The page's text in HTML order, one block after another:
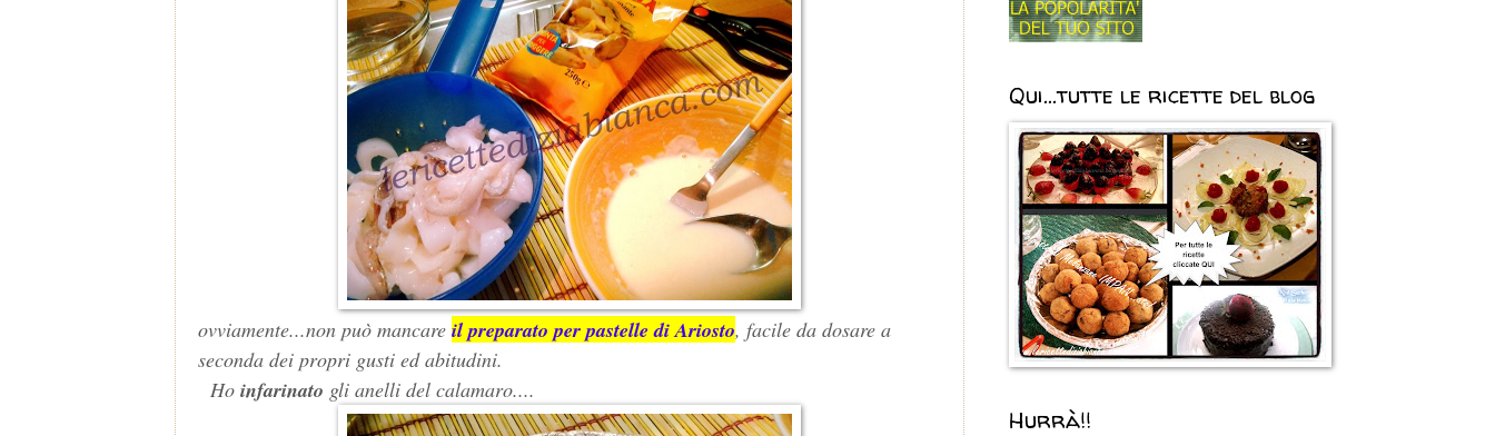
ovviamente...non può mancare il preparato per pastelle di Ariosto, facile da dosare a
seconda dei propri gusti ed abitudini.
Ho infarinato gli anelli del calamaro....
Qui...tutte le ricette del blog
Hurrà!!